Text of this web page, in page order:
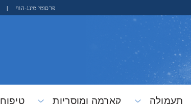
פרסומי מינג-הווי |
תעמולה קארמה ומוסריות טיפוח